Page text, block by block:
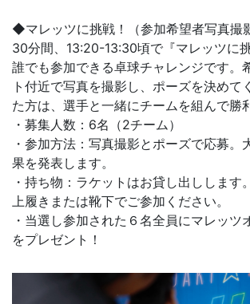
◆マレッツに挑戦！（参加希望者写真撮
30分間、13:20-13:30頃で『マレッツに挑
誰でも参加できる卓球チャレンジです。
ト付近で写真を撮影し、ポーズを決めて
た方は、選手と一緒にチームを組んで勝
・募集人数：6名（2チーム）
・参加方法：写真撮影とポーズで応募。
果を発表します。
・持ち物：ラケットはお貸し出しします
上履きまたは靴下でご参加ください。
・当選し参加された６名全員にマレッツ
をプレゼント！